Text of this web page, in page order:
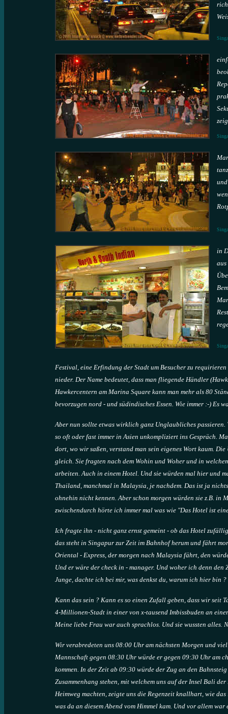
in
Festival, eine Erfindung der Stadt um Besucher zu
nieder. Der Name bedeutet, dass man fliegende Händler
Hawkercentern am Marina Square kann man mehr als 80
bevorzugen nord - und südindisches Essen. Wie immer :-) Es
Aber nun sollte etwas wirklich ganz Unglaubliches passieren.
so oft oder fast immer in Asien unkompliziert ins Gespräch.
dort, wo wir saßen, verstand man sein eigenes Wort kaum.
gleich. Sie fragten nach dem Wohin und Woher und in
arbeiten. Auch in einem Hotel. Und sie würden mal hier und
Thailand, manchmal in Malaysia, je nachdem. Das ist ja
ohnehin nicht kennen. Aber schon morgen würden sie z.B.
zwischendurch hörte ich immer mal was wie "Das Hotel ist
Ich fragte ihn - nicht ganz ernst gemeint - ob das Hotel
das steht in Singapur zur Zeit im Bahnhof herum und fährt
Oriental - Express, der morgen nach Malaysia fährt, den
Und er wäre der check in - manager. Und woher ich denn
Junge, dachte ich bei mir, was denkst du, warum ich hier bin ?
Kann das sein ? Kann es so einen Zufall geben, dass wir seit
4-Millionen-Stadt in einer von x-tausend Imbissbuden an
Meine liebe Frau war auch sprachlos. Und sie wussten alles.
Wir verabredeten uns 08:00 Uhr am nächsten Morgen und
Mannschaft gegen 08:30 Uhr würde er gegen 09:30 Uhr am
kommen. In der Zeit ab 09:30 würde der Zug an den
Zusammenhang stehen, mit welchem uns auf der Insel Bali
Heimweg machten, zeigte uns die Regenzeit knallhart, wie
was da an diesem Abend vom Himmel kam. Und vor allem war